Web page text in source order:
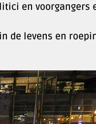
en voorgangers
de levens en